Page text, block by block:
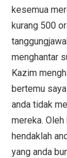
kesemua
kurang 500
menghantar
Kazim
bertemu
anda tidak
mereka.
hendaklah
yang anda